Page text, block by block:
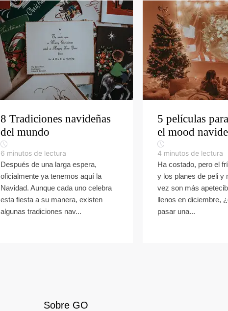
8 Tradiciones navideñas
del mundo
6 minutos de lectura
Después de una larga espera,
oficialmente ya tenemos aquí la
Navidad. Aunque cada uno celebra
esta fiesta a su manera, existen
algunas tradiciones nav...
5 películas
el mood
4 minutos de lectura
Ha costado, pero el
y los planes de peli y
vez son más
llenos en diciembre,
pasar una...
Sobre GO